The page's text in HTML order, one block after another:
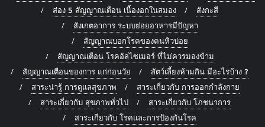
ส่อง 5 สัญญาณเตือน เนื้องอกในสมอง
สังกะสี
สังเกตอาการ ระบบย่อยอาหารมีปัญหา
สัญญาณบอกโรคของคนหิวบ่อย
สัญญาณเตือน โรคอัลไซเมอร์ ที่ไม่ควรมองข้าม
สัญญาณเตือนของการ แก่ก่อนวัย
สัตว์เลี้ยงห้ามกิน มีอะไรบ้าง ?
สาระน่ารู้ การดูแลสุขภาพ
สาระเกี่ยวกับ การออกกำลังกาย
สาระเกี่ยวกับ สุขภาพทั่วไป
สาระเกี่ยวกับ โภชนาการ
สาระเกี่ยวกับ โรคและการป้องกันโรค